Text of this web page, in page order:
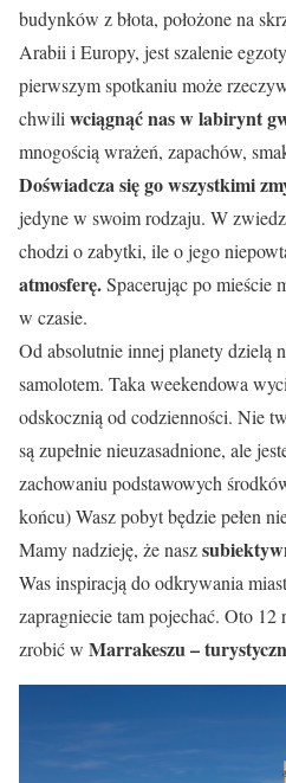
budynków z błota, położone na
Arabii i Europy, jest szalenie
pierwszym spotkaniu może
chwili wciągnąć nas w labirynt
mnogością wrażeń, zapachów,
Doświadcza się go wszystkimi
jedyne w swoim rodzaju. W
chodzi o zabytki, ile o jego
atmosferę.Spacerując po mieście
w czasie.
Od absolutnie innej planety dzielą
samolotem. Taka weekendowa
odskocznią od codzienności. Nie
są zupełnie nieuzasadnione, ale
zachowaniu podstawowych
końcu) Wasz pobyt będzie pełen
Mamy nadzieję, że nasz
Was inspiracją do odkrywania
zapragniecie tam pojechać. Oto
zrobić w Marrakeszu –